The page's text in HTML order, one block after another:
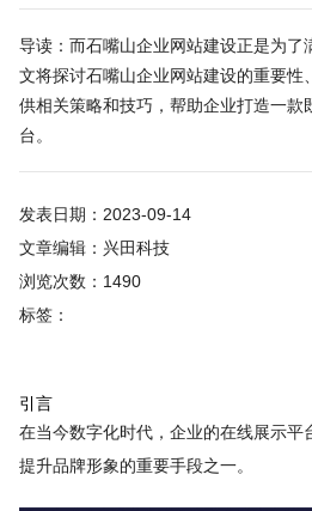
导读：而石嘴山企业网站建设正是为了
文将探讨石嘴山企业网站建设的重要性
供相关策略和技巧，帮助企业打造一款
台。
发表日期：2023-09-14
文章编辑：兴田科技
浏览次数：1490
标签：
引言
在当今数字化时代，企业的在线展示平
提升品牌形象的重要手段之一。